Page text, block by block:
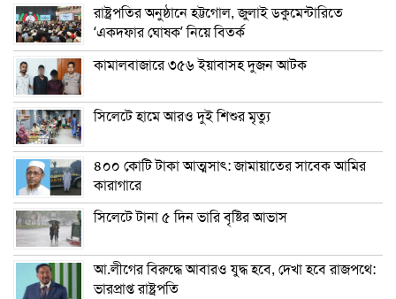
রাষ্ট্রপতির অনুষ্ঠানে হট্টগোল, জুলাই ডকুমেন্টারিতে
‘একদফার ঘোষক’ নিয়ে বিতর্ক
কামালবাজারে ৩৫৬ ইয়াবাসহ দুজন আটক
সিলেটে হামে আরও দুই শিশুর মৃত্যু
৪০০ কোটি টাকা আত্মসাৎ: জামায়াতের সাবেক আমির
কারাগারে
সিলেটে টানা ৫ দিন ভারি বৃষ্টির আভাস
আ.লীগের বিরুদ্ধে আবারও যুদ্ধ হবে, দেখা হবে রাজপথে:
ভারপ্রাপ্ত রাষ্ট্রপতি